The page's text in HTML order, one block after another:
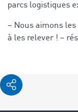
parcs logistiques
– Nous aimons
à les relever ! –